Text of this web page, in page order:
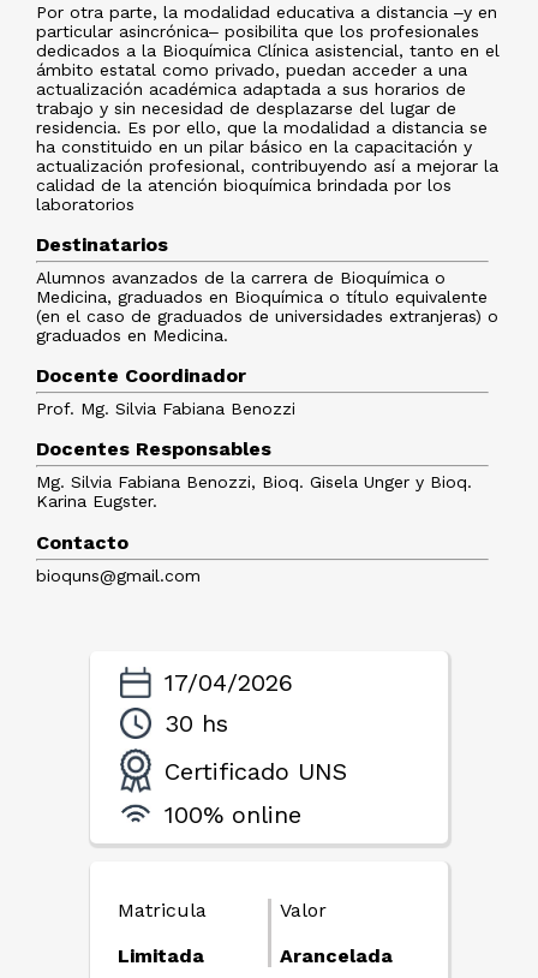
Por otra parte, la modalidad educativa a distancia ‒y en
particular asincrónica‒ posibilita que los profesionales
dedicados a la Bioquímica Clínica asistencial, tanto en el
ámbito estatal como privado, puedan acceder a una
actualización académica adaptada a sus horarios de
trabajo y sin necesidad de desplazarse del lugar de
residencia. Es por ello, que la modalidad a distancia se
ha constituido en un pilar básico en la capacitación y
actualización profesional, contribuyendo así a mejorar la
calidad de la atención bioquímica brindada por los
laboratorios
Destinatarios
Alumnos avanzados de la carrera de Bioquímica o
Medicina, graduados en Bioquímica o título equivalente
(en el caso de graduados de universidades extranjeras) o
graduados en Medicina.
Docente Coordinador
Prof. Mg. Silvia Fabiana Benozzi
Docentes Responsables
Mg. Silvia Fabiana Benozzi, Bioq. Gisela Unger y Bioq.
Karina Eugster.
Contacto
bioquns@gmail.com
17/04/2026
30 hs
Certificado UNS
100% online
Matricula
Limitada
Valor
Arancelada